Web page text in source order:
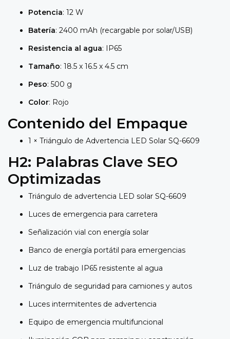
Potencia: 12 W
Batería: 2400 mAh (recargable por solar/USB)
Resistencia al agua: IP65
Tamaño: 18.5 x 16.5 x 4.5 cm
Peso: 500 g
Color: Rojo
Contenido del Empaque
1 × Triángulo de Advertencia LED Solar SQ-6609
H2: Palabras Clave SEO
Optimizadas
Triángulo de advertencia LED solar SQ-6609
Luces de emergencia para carretera
Señalización vial con energía solar
Banco de energía portátil para emergencias
Luz de trabajo IP65 resistente al agua
Triángulo de seguridad para camiones y autos
Luces intermitentes de advertencia
Equipo de emergencia multifuncional